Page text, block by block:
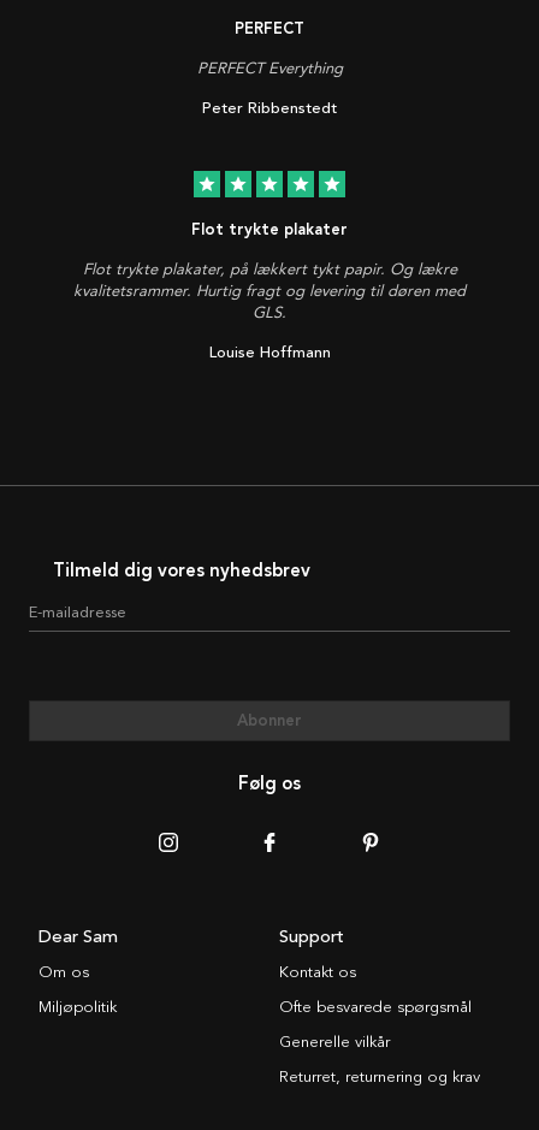
PERFECT
PERFECT Everything
Peter Ribbenstedt
star star star star star
Flot trykte plakater
Flot trykte plakater, på lækkert tykt papir. Og lækre
kvalitetsrammer. Hurtig fragt og levering til døren med
GLS.
Louise Hoffmann
Tilmeld dig vores nyhedsbrev
E-mailadresse
Abonner
Følg os
Dear Sam
Om os
Miljøpolitik
Support
Kontakt os
Ofte besvarede spørgsmål
Generelle vilkår
Returret, returnering og krav